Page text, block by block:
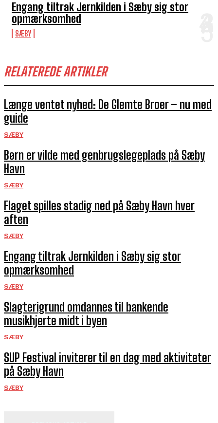
Engang tiltrak Jernkilden i Sæby sig stor
opmærksomhed
SÆBY
RELATEREDE ARTIKLER
Længe ventet nyhed: De Glemte Broer – nu med
guide
SÆBY
Børn er vilde med genbrugslegeplads på Sæby
Havn
SÆBY
Flaget spilles stadig ned på Sæby Havn hver
aften
SÆBY
Engang tiltrak Jernkilden i Sæby sig stor
opmærksomhed
SÆBY
Slagterigrund omdannes til bankende
musikhjerte midt i byen
SÆBY
SUP Festival inviterer til en dag med aktiviteter
på Sæby Havn­
SÆBY